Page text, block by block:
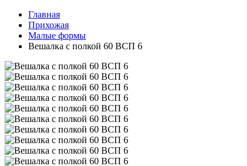
Главная
Прихожая
Малые формы
Вешалка с полкой 60 ВСП 6